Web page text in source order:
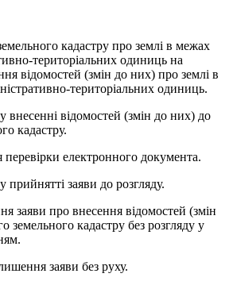
кадастру про землі в межах
територіальних одиниць на
відомостей (змін до них) про землі в
територіальних одиниць.
внесенні відомостей (змін до них) до
кадастру.
електронного документа.
прийнятті заяви до розгляду.
заяви про внесення відомостей (змін
земельного кадастру без розгляду у
заяви без руху.